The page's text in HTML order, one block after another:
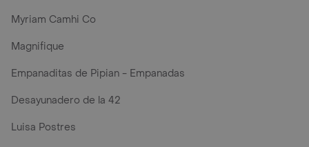
Myriam Camhi Co
Magnifique
Empanaditas de Pipian - Empanadas
Desayunadero de la 42
Luisa Postres